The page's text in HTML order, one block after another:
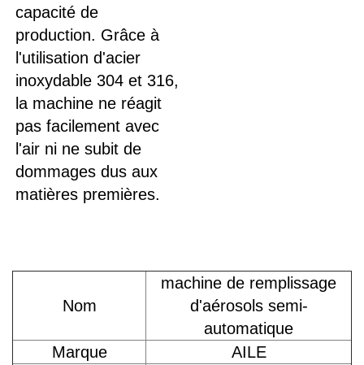
capacité de
production. Grâce à
l'utilisation d'acier
inoxydable 304 et 316,
la machine ne réagit
pas facilement avec
l'air ni ne subit de
dommages dus aux
matières premières.
Nom
machine de remplissage
d'aérosols semi-
automatique
Marque
AILE